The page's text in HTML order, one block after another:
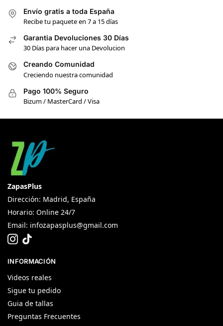
Envío gratis a toda España
Recibe tu paquete en 7 a 15 días
Garantia Devoluciones 30 Días
30 Días para hacer una Devolucion
Creando Comunidad
Creciendo nuestra comunidad
Pago 100% Seguro
Bizum / MasterCard / Visa
ZapasPlus
Dirección: Madrid, España
Horario: Online 24/7
Email: infozapasplus@gmail.com
INFORMACIÓN
Videos reales
Sigue tu pedido
Guia de tallas
Preguntas Frecuentes